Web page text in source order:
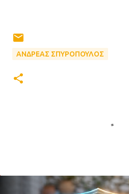
ΑΝΔΡΕΑΣ ΣΠΥΡΟΠΟΥΛΟΣ
λ